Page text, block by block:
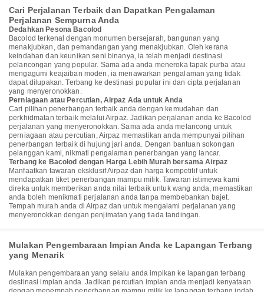
Cari Perjalanan Terbaik dan Dapatkan Pengalaman
Perjalanan Sempurna Anda
Dedahkan Pesona Bacolod
Bacolod terkenal dengan monumen bersejarah, bangunan yang
menakjubkan, dan pemandangan yang menakjubkan. Oleh kerana
keindahan dan keunikan seni binanya, ia telah menjadi destinasi
pelancongan yang popular. Sama ada anda meneroka tapak purba atau
mengagumi keajaiban moden, ia menawarkan pengalaman yang tidak
dapat dilupakan. Terbang ke destinasi popular ini dan cipta perjalanan
yang menyeronokkan.
Perniagaan atau Percutian, Airpaz Ada untuk Anda
Cari pilihan penerbangan terbaik anda dengan kemudahan dan
perkhidmatan terbaik melalui Airpaz. Jadikan perjalanan anda ke Bacolod
perjalanan yang menyeronokkan. Sama ada anda melancong untuk
perniagaan atau percutian, Airpaz memastikan anda mempunyai pilihan
penerbangan terbaik di hujung jari anda. Dengan bantuan sokongan
pelanggan kami, nikmati pengalaman penerbangan yang lancar.
Terbang ke Bacolod dengan Harga Lebih Murah bersama Airpaz
Manfaatkan tawaran eksklusif Airpaz dan harga kompetitif untuk
mendapatkan tiket penerbangan mampu milik. Tawaran istimewa kami
direka untuk memberikan anda nilai terbaik untuk wang anda, memastikan
anda boleh menikmati perjalanan anda tanpa membebankan bajet.
Tempah murah anda di Airpaz dan untuk mengalami perjalanan yang
menyeronokkan dengan penjimatan yang tiada tandingan.
Mulakan Pengembaraan Impian Anda ke Lapangan Terbang
yang Menarik
Mulakan pengembaraan yang selalu anda impikan ke lapangan terbang
destinasi impian anda. Jadikan percutian impian anda menjadi kenyataan